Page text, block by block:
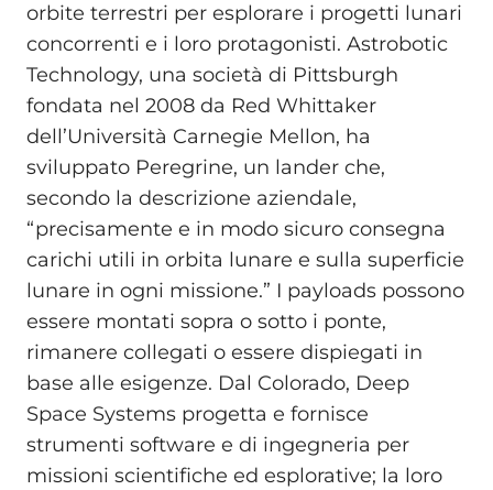
orbite terrestri per esplorare i progetti lunari
concorrenti e i loro protagonisti. Astrobotic
Technology, una società di Pittsburgh
fondata nel 2008 da Red Whittaker
dell’Università Carnegie Mellon, ha
sviluppato Peregrine, un lander che,
secondo la descrizione aziendale,
“precisamente e in modo sicuro consegna
carichi utili in orbita lunare e sulla superficie
lunare in ogni missione.” I payloads possono
essere montati sopra o sotto i ponte,
rimanere collegati o essere dispiegati in
base alle esigenze. Dal Colorado, Deep
Space Systems progetta e fornisce
strumenti software e di ingegneria per
missioni scientifiche ed esplorative; la loro